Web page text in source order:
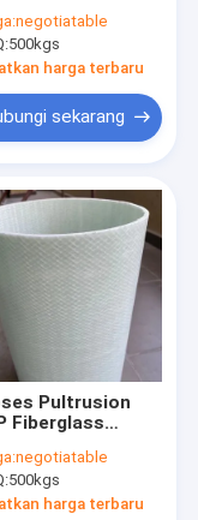
negotiatable
500kgs
harga terbaru
sekarang
Pultrusion
Fiberglass
Pultruded High
negotiatable
500kgs
harga terbaru